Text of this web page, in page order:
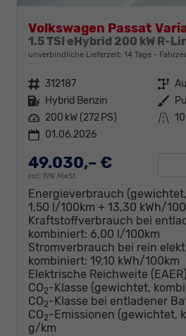
Volkswagen Passat
1.5 TSI eHybrid 200 kW R-
unverbindliche Lieferzeit: 14 Tage
Fahrzeugnr. 312187 Getriebe
Kraftstoff Hybrid Benzin Außenfarbe
Leistung 200 kW (272 PS) Kilometerstand
01.06.2026
49.030,– €
incl. 19% MwSt.
Energieverbrauch
1,50 l/100km + 13,30 kWh/
Kraftstoffverbrauch bei
kombiniert: 6,00 l/100km
Stromverbrauch bei rein
kombiniert: 19,10 kWh/100km
Elektrische Reichweite
CO2-Klasse (gewichtet,
CO2-Klasse bei entladener
CO2-Emissionen (gewichtet,
g/km